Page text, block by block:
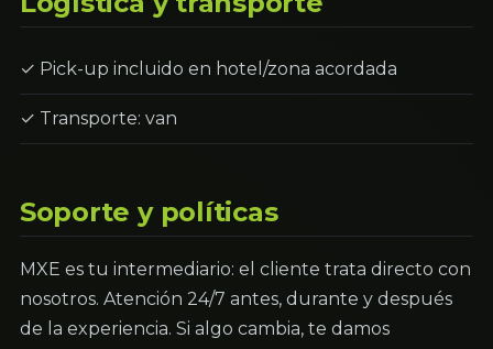
✓ Pick-up incluido en hotel/zona acordada
✓ Transporte: van
Soporte y políticas
MXE es tu intermediario: el cliente trata directo con
nosotros. Atención 24/7 antes, durante y después
de la experiencia. Si algo cambia, te damos